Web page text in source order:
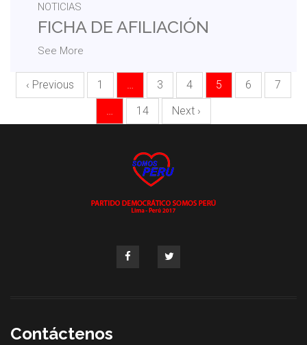
NOTICIAS
FICHA DE AFILIACIÓN
See More
‹ Previous 1 … 3 4 5 6
7
…
14 Next ›
Contáctenos